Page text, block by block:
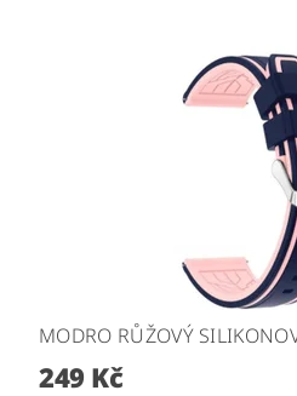
MODRO RŮŽOVÝ
249 Kč